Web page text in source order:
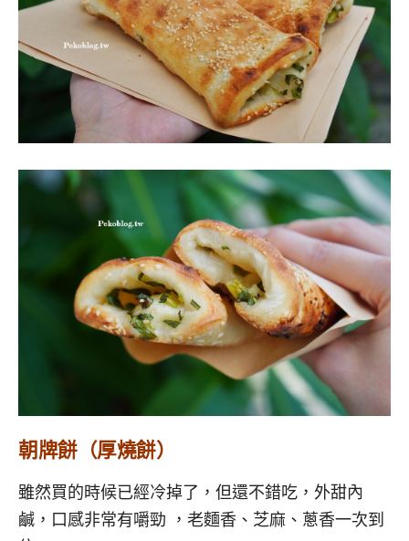
朝牌餅（厚燒餅）
雖然買的時候已經冷掉了，但還不錯吃，外甜內
鹹，口感非常有嚼勁 ，老麵香、芝麻、蔥香一次到